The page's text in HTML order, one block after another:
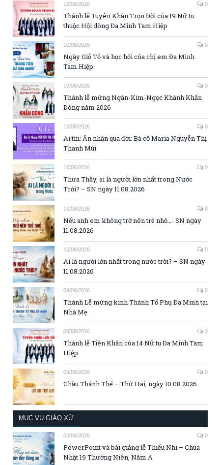
10/08/2026 0
Thánh lễ Tuyên Khấn Trọn Đời của 19 Nữ tu
thuộc Hội dòng Đa Minh Tam Hiệp
10/08/2026 0
Ngày Giỗ Tổ và học hỏi của chị em Đa Minh
Tam Hiệp
10/08/2026 0
Thánh lễ mừng Ngân-Kim-Ngọc Khánh Khấn
Dòng năm 2026
10/08/2026 0
Ai tín: Ân nhân qua đời: Bà cố Maria Nguyễn Thị
Thanh Mùi
10/08/2026 0
Thưa Thầy, ai là người lớn nhất trong Nước
Trời? – SN ngày 11.08.2026
10/08/2026 0
Nếu anh em không trở nên trẻ nhỏ…- SN ngày
11.08.2026
10/08/2026 0
Ai là người lớn nhất trong nước trời? – SN ngày
11.08.2026
09/08/2026 0
Thánh Lễ mừng kính Thánh Tổ Phụ Đa Minh tại
Nhà Mẹ
09/08/2026 0
Thánh lễ Tiên Khấn của 14 Nữ tu Đa Minh Tam
Hiệp
09/08/2026 0
Chầu Thánh Thể – Thứ Hai, ngày 10.08.2026
MỤC VỤ GIÁO XỨ
06/08/2026 0
PowerPoint và bài giảng lễ Thiếu Nhi – Chúa
Nhật 19 Thường Niên, Năm A